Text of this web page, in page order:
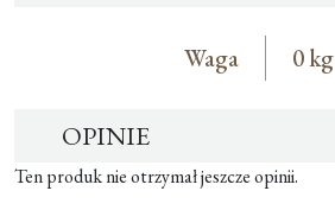
Waga 0 kg
OPINIE
Ten produk nie otrzymał jeszcze opinii.